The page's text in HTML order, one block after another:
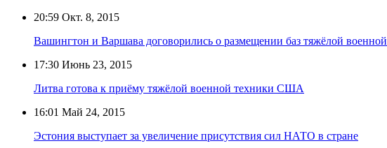
20:59 Окт. 8, 2015
Вашингтон и Варшава договорились о размещении баз тяжёлой
17:30 Июнь 23, 2015
Литва готова к приёму тяжёлой военной техники США
16:01 Май 24, 2015
Эстония выступает за увеличение присутствия сил НАТО в стране